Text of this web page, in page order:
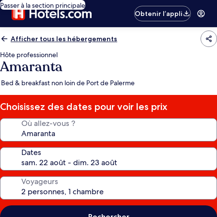
Passer à la section principale
Obtenir l’appli
Afficher tous les hébergements
Hôte professionnel
Amaranta
Bed & breakfast non loin de Port de Palerme
Choisissez des dates pour voir les prix
Où allez-vous ?
Dates
Voyageurs